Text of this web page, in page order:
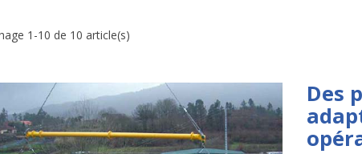
1-10 de 10 article(s)
Des